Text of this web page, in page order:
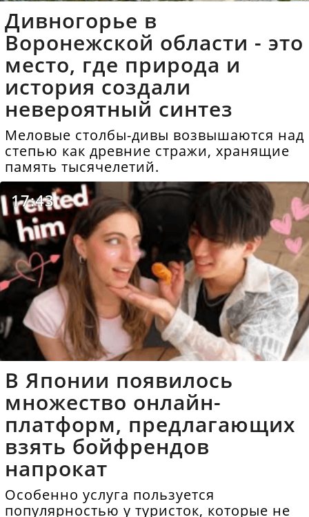
Дивногорье в
Воронежской области - это
место, где природа и
история создали
невероятный синтез
Меловые столбы-дивы возвышаются над
степью как древние стражи, хранящие
память тысячелетий.
17:43
В Японии появилось
множество онлайн-
платформ, предлагающих
взять бойфрендов
напрокат
Особенно услуга пользуется
популярностью у туристок, которые не